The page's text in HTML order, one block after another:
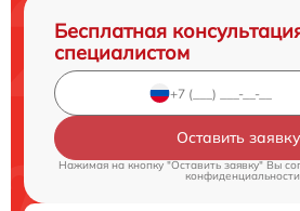
Бесплатная
специалистом
Оставить заявку
Нажимая на кнопку "Оставить заявку" Вы
конфиденциальности